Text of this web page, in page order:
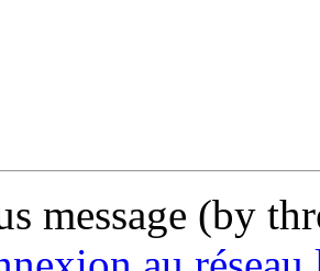
message (by